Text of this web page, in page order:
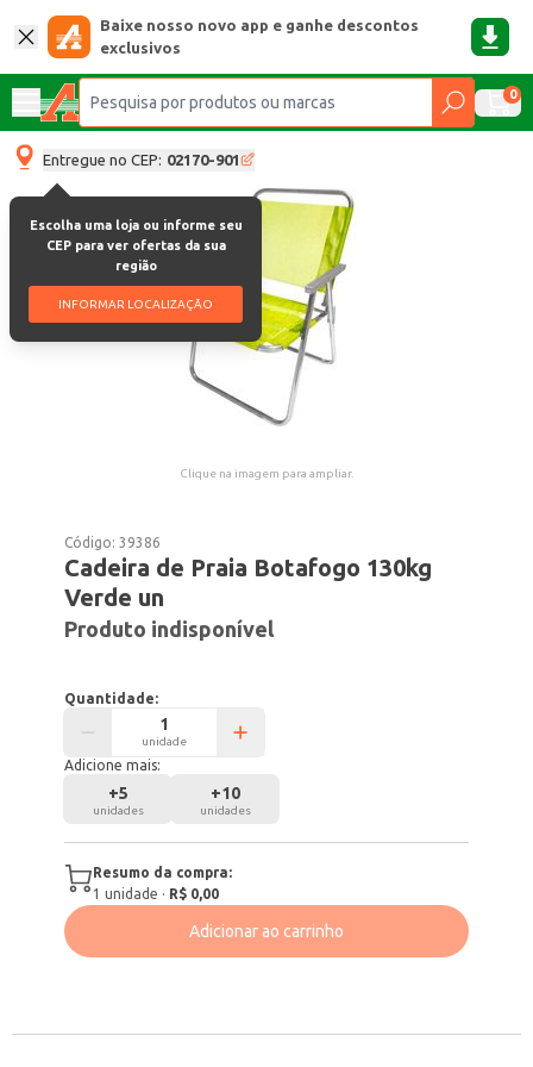
Baixe nosso novo app e ganhe descontos
exclusivos
0
Entregue no CEP: 02170-901
Escolha uma loja ou informe seu
CEP para ver ofertas da sua
região
INFORMAR LOCALIZAÇÃO
Clique na imagem para ampliar.
Código:39386
Cadeira de Praia Botafogo 130kg
Verde un
Produto indisponível
Quantidade:
unidade
Adicione mais:
+5
unidades
+10
unidades
Resumo da compra:
1 unidade · R$ 0,00
Adicionar ao carrinho